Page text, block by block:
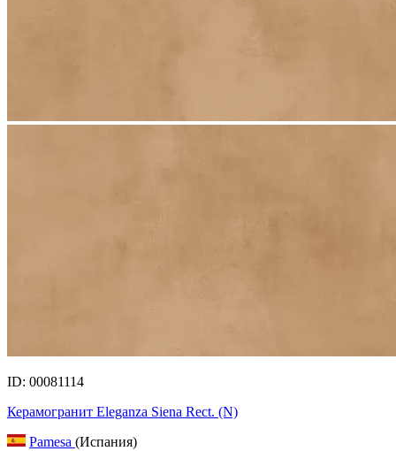
ID: 00081114
Керамогранит Eleganza Siena Rect. (N)
Pamesa (Испания)